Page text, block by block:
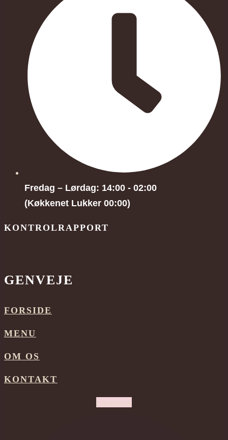
Fredag – Lørdag: 14:00 - 02:00
(Køkkenet Lukker 00:00)
KONTROLRAPPORT
GENVEJE
FORSIDE
MENU
OM OS
KONTAKT